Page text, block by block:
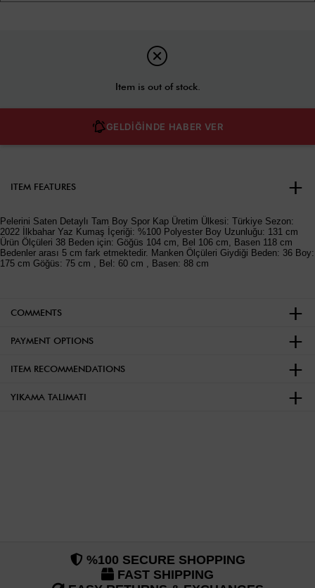
Item is out of stock.
GELDİĞİNDE HABER VER
ITEM FEATURES
Pelerini Saten Detaylı Tam Boy Spor Kap Üretim Ülkesi: Türkiye Sezon:
2022 İlkbahar Yaz Kumaş İçeriği: %100 Polyester Boy Uzunluğu: 131 cm
Ürün Ölçüleri 38 Beden için: Göğüs 104 cm, Bel 106 cm, Basen 118 cm
Bedenler arası 5 cm fark etmektedir. Manken Ölçüleri Giydiği Beden: 36 Boy:
175 cm Göğüs: 75 cm , Bel: 60 cm , Basen: 88 cm
COMMENTS
PAYMENT OPTIONS
ITEM RECOMMENDATIONS
YIKAMA TALIMATI
%100 SECURE SHOPPING
FAST SHIPPING